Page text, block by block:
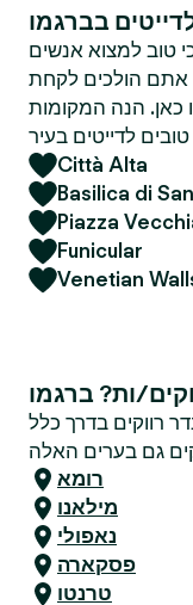
טוב למצוא אנשים
אתם הולכים לקחת
כאן. הנה המקומות
Città Alta
Basilica di
Piazza
Funicular
Venetian
ות? ברגמו
רווקים בדרך כלל
רומא
מילאנו
נאפולי
פסקארה
טרנטו